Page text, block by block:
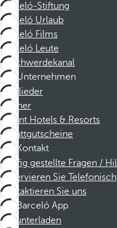
Barceló-Stiftung
Barceló Urlaub
Barceló Films
Barceló Leute
Beschwerdekanal
Unternehmen
Mitglieder
Partner
Dorint Hotels & Resorts
Rabattgutscheine
Kontakt
Häufig gestellte Fragen /
Reservieren Sie Telefonisch
Kontaktieren Sie uns
Barceló App
Herunterladen